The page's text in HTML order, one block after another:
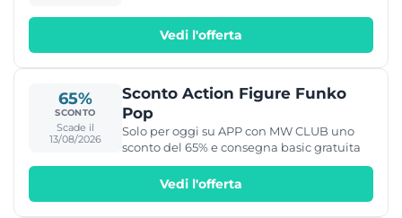
Vedi l'offerta
65%
SCONTO
Scade il
13/08/2026
Sconto Action Figure Funko
Pop
Solo per oggi su APP con MW CLUB uno
sconto del 65% e consegna basic gratuita
Vedi l'offerta